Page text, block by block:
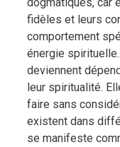
fidèles et leurs
comportement
énergie
deviennent
leur spiritualité.
faire sans
existent dans
se manifeste